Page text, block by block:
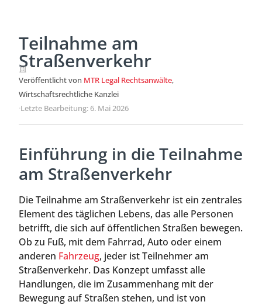
Teilnahme am
Straßenverkehr
Veröffentlicht von MTR Legal Rechtsanwälte,
Wirtschaftsrechtliche Kanzlei
·Letzte Bearbeitung: 6. Mai 2026
Einführung in die Teilnahme
am Straßenverkehr
Die Teilnahme am Straßenverkehr ist ein zentrales
Element des täglichen Lebens, das alle Personen
betrifft, die sich auf öffentlichen Straßen bewegen.
Ob zu Fuß, mit dem Fahrrad, Auto oder einem
anderen Fahrzeug, jeder ist Teilnehmer am
Straßenverkehr. Das Konzept umfasst alle
Handlungen, die im Zusammenhang mit der
Bewegung auf Straßen stehen, und ist von